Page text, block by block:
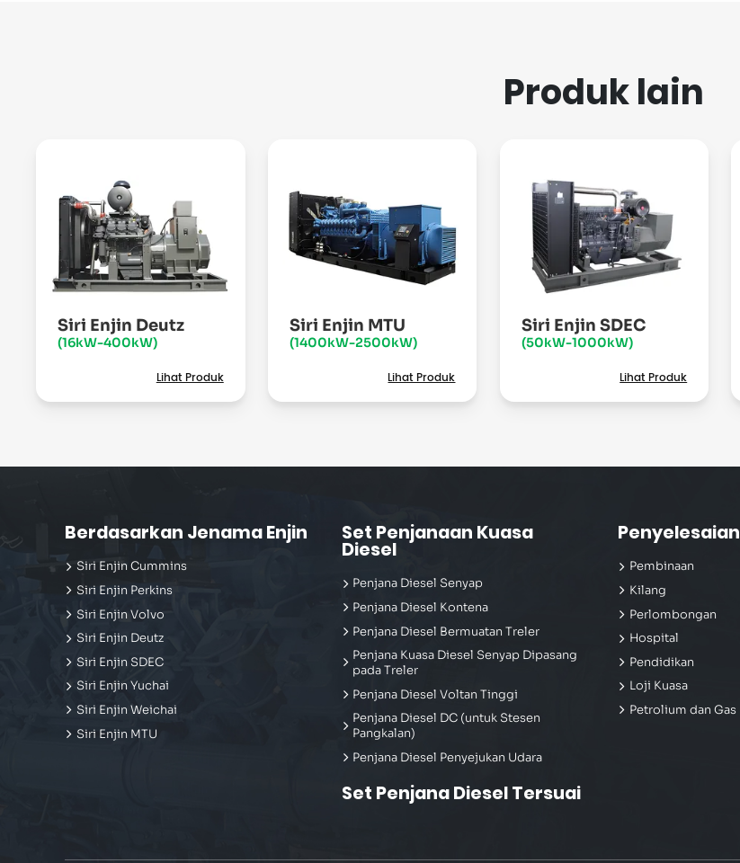
Produk lain
Siri Enjin Deutz
(16kW-400kW)
Lihat Produk
Siri Enjin MTU
(1400kW-2500kW)
Lihat Produk
Siri Enjin SDEC
(50kW-1000kW)
Lihat Produk
Berdasarkan Jenama Enjin
Siri Enjin Cummins
Siri Enjin Perkins
Siri Enjin Volvo
Siri Enjin Deutz
Siri Enjin SDEC
Siri Enjin Yuchai
Siri Enjin Weichai
Siri Enjin MTU
Set Penjanaan Kuasa
Diesel
Penjana Diesel Senyap
Penjana Diesel Kontena
Penjana Diesel Bermuatan Treler
Penjana Kuasa Diesel Senyap Dipasang
pada Treler
Penjana Diesel Voltan Tinggi
Penjana Diesel DC (untuk Stesen
Pangkalan)
Penjana Diesel Penyejukan Udara
Set Penjana Diesel Tersuai
Penyelesaian
Pembinaan
Kilang
Perlombongan
Hospital
Pendidikan
Loji Kuasa
Petrolium dan Gas